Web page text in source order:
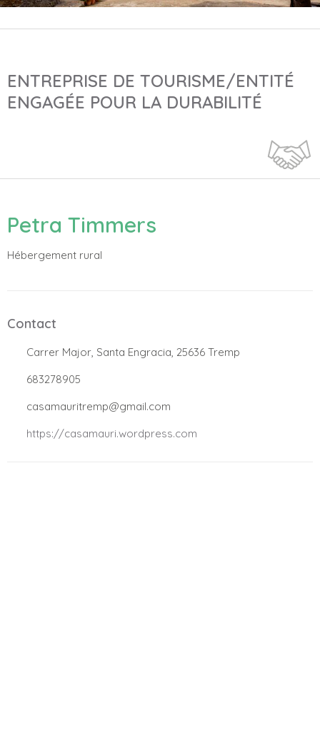
ENTREPRISE DE TOURISME/ENTITÉ
ENGAGÉE POUR LA DURABILITÉ
Petra Timmers
Hébergement rural
Contact
Carrer Major, Santa Engracia, 25636 Tremp
683278905
casamauritremp@gmail.com
https://casamauri.wordpress.com